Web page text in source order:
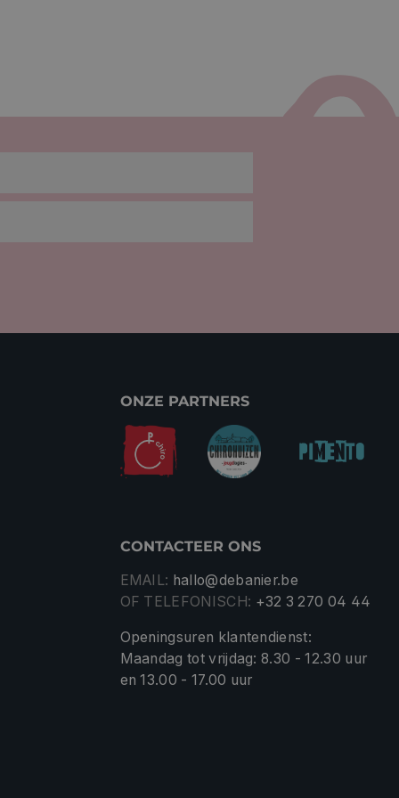
ONZE PARTNERS
CONTACTEER ONS
EMAIL: hallo@debanier.be
OF TELEFONISCH: +32 3 270 04 44
Openingsuren klantendienst:
Maandag tot vrijdag: 8.30 - 12.30 uur
en 13.00 - 17.00 uur